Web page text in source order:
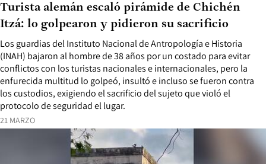
21 MARZO
Los guardias del Instituto Nacional de Antropología e Historia
(INAH) bajaron al hombre de 38 años por un costado para evitar
conflictos con los turistas nacionales e internacionales, pero la
enfurecida multitud lo golpeó, insultó e incluso se fueron contra
los custodios, exigiendo el sacrificio del sujeto que violó el
protocolo de seguridad el lugar.
Turista alemán escaló pirámide de Chichén
Itzá: lo golpearon y pidieron su sacrificio